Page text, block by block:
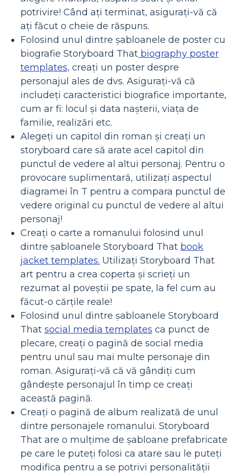
potrivire! Când ați terminat, asigurați-vă că
ați făcut o cheie de răspuns.
Folosind unul dintre șabloanele de poster cu
biografie Storyboard That biography poster
templates, creați un poster despre
personajul ales de dvs. Asigurați-vă că
includeți caracteristici biografice importante,
cum ar fi: locul și data nașterii, viața de
familie, realizări etc.
Alegeți un capitol din roman și creați un
storyboard care să arate acel capitol din
punctul de vedere al altui personaj. Pentru o
provocare suplimentară, utilizați aspectul
diagramei în T pentru a compara punctul de
vedere original cu punctul de vedere al altui
personaj!
Creați o carte a romanului folosind unul
dintre șabloanele Storyboard That book
jacket templates. Utilizați Storyboard That
art pentru a crea coperta și scrieți un
rezumat al poveștii pe spate, la fel cum au
făcut-o cărțile reale!
Folosind unul dintre șabloanele Storyboard
That social media templates ca punct de
plecare, creați o pagină de social media
pentru unul sau mai multe personaje din
roman. Asigurați-vă că vă gândiți cum
gândește personajul în timp ce creați
această pagină.
Creați o pagină de album realizată de unul
dintre personajele romanului. Storyboard
That are o mulțime de șabloane prefabricate
pe care le puteți folosi ca atare sau le puteți
modifica pentru a se potrivi personalității